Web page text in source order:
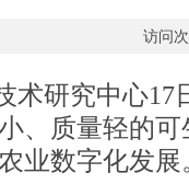
访问
术研究中心17
、质量轻的
业数字化发展